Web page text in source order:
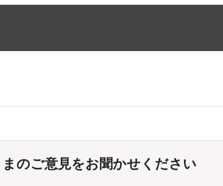
のご意見をお聞かせください